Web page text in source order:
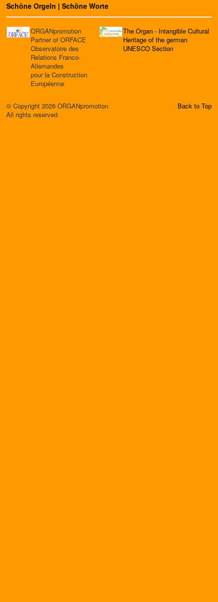
Schöne Orgeln | Schöne Worte
ORGANpromotion
Partner of ORFACE
Observatoire des
Relations Franco-
Allemandes
pour la Construction
Européenne
The Organ - Intangible Cultural
Heritage of the german
UNESCO Section
© Copyright 2026 ORGANpromotion
All rights reserved
Back to Top